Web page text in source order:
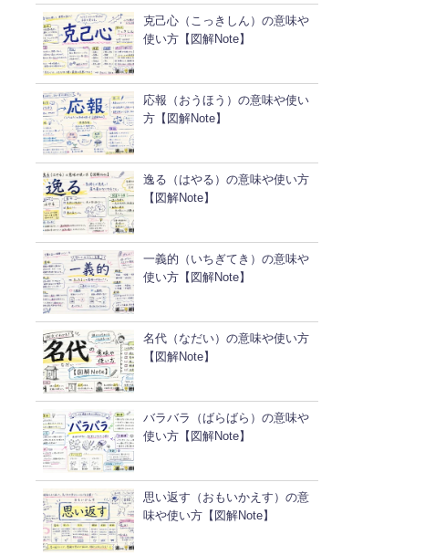
克己心（こっきしん）の意味や
使い方【図解Note】
応報（おうほう）の意味や使い
方【図解Note】
逸る（はやる）の意味や使い方
【図解Note】
一義的（いちぎてき）の意味や
使い方【図解Note】
名代（なだい）の意味や使い方
【図解Note】
バラバラ（ばらばら）の意味や
使い方【図解Note】
思い返す（おもいかえす）の意
味や使い方【図解Note】